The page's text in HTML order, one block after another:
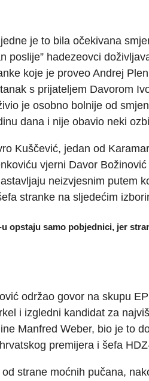
je to bila očekivana
poslije” hadezeovci
koje je proveo Andrej
s prijateljem Davorom
je osobno bolnije od
dana i nije obavio neki
Kuščević, jedan od
vjerni Davor
neizvjesnim putem
stranke na sljedećim
opstaju samo pobjednici, jer
održao govor na skupu
i izgledni kandidat za
Manfred Weber, bio je to
premijera i šefa
strane moćnih pučana,